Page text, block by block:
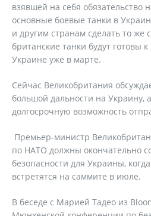
взявшей на себя обязательство
основные боевые танки в
и другим странам сделать то же
британские танки будут готовы
Украине уже в марте.
Сейчас Великобритания
большой дальности на Украину,
долгосрочную возможность
Премьер-министр
по НАТО должны окончательно
безопасности для Украины,
встретятся на саммите в июле.
В беседе с Марией Тадео из